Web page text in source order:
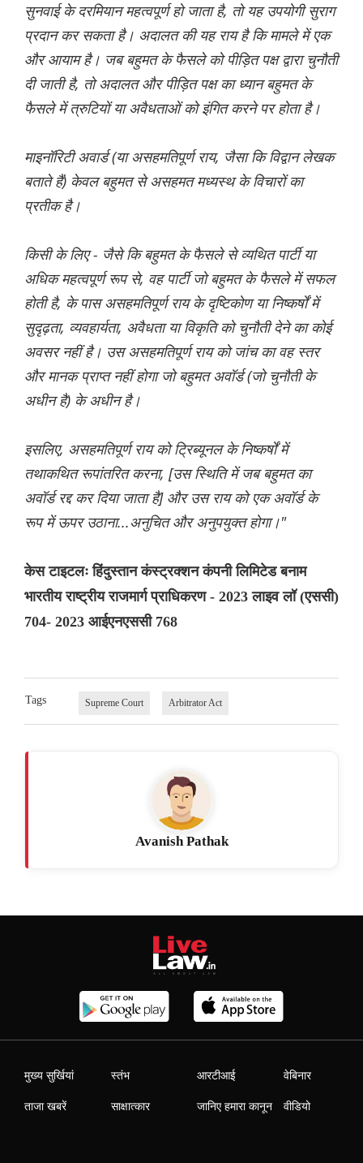
सुनवाई के दरमियान महत्वपूर्ण हो जाता है, तो यह उपयोगी सुराग
प्रदान कर सकता है। अदालत की यह राय है कि मामले में एक
और आयाम है। जब बहुमत के फैसले को पीड़ित पक्ष द्वारा चुनौती
दी जाती है, तो अदालत और पीड़ित पक्ष का ध्यान बहुमत के
फैसले में त्रुटियों या अवैधताओं को इंगित करने पर होता है।
माइनॉरिटी अवार्ड (या असहमतिपूर्ण राय, जैसा कि विद्वान लेखक
बताते हैं) केवल बहुमत से असहमत मध्यस्थ के विचारों का
प्रतीक है।
किसी के लिए - जैसे कि बहुमत के फैसले से व्यथित पार्टी या
अधिक महत्वपूर्ण रूप से, वह पार्टी जो बहुमत के फैसले में सफल
होती है, के पास असहमतिपूर्ण राय के दृष्टिकोण या निष्कर्षों में
सुदृढ़ता, व्यवहार्यता, अवैधता या विकृति को चुनौती देने का कोई
अवसर नहीं है। उस असहमतिपूर्ण राय को जांच का वह स्तर
और मानक प्राप्त नहीं होगा जो बहुमत अवॉर्ड (जो चुनौती के
अधीन है) के अधीन है।
इसलिए, असहमतिपूर्ण राय को ट्रिब्यूनल के निष्कर्षों में
तथाकथित रूपांतरित करना, [उस स्थिति में जब बहुमत का
अवॉर्ड रद्द कर दिया जाता है] और उस राय को एक अवॉर्ड के
रूप में ऊपर उठाना...अनुचित और अनुपयुक्त होगा।"
केस टाइटलः हिंदुस्तान कंस्ट्रक्शन कंपनी लिमिटेड बनाम
भारतीय राष्ट्रीय राजमार्ग प्राधिकरण - 2023 लाइव लॉ (एससी)
704- 2023 आईएनएससी 768
Tags Supreme Court Arbitrator Act
Avanish Pathak
मुख्य सुर्खियां
ताजा खबरें
स्तंभ
साक्षात्कार
आरटीआई
जानिए हमारा कानून
वेबिनार
वीडियो